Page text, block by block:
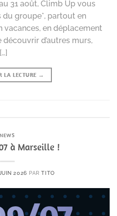
31 août, Climb Up vous
du groupe*, partout en
vacances, en déplacement
d’autres murs,
LA LECTURE →
NEWS
à Marseille !
2026 PARTITO